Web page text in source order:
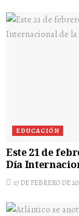
EDUCACIÓN
Este 21 de
Día
17 DE FEBRERO DE